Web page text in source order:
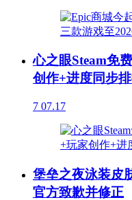
心之眼Steam免
创作+进度同步
7 07.17
堡垒之夜泳装皮
官方致歉并修正